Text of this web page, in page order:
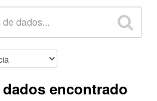
encontrado